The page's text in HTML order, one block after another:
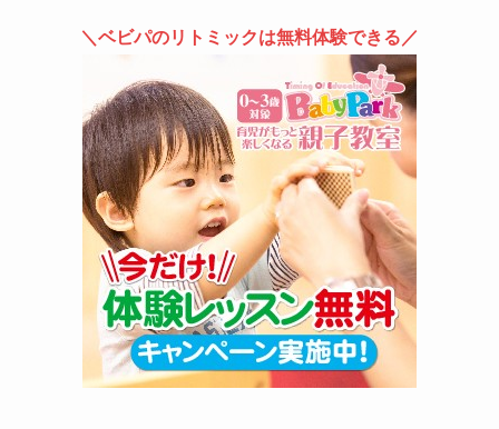
＼ベビパのリトミックは無料体験できる／